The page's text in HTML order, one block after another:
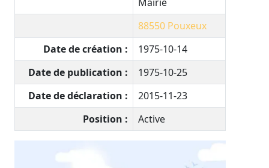
88550 Pouxeux
Date de création :
1975-10-14
Date de publication :
1975-10-25
Date de déclaration :
2015-11-23
Position :
Active